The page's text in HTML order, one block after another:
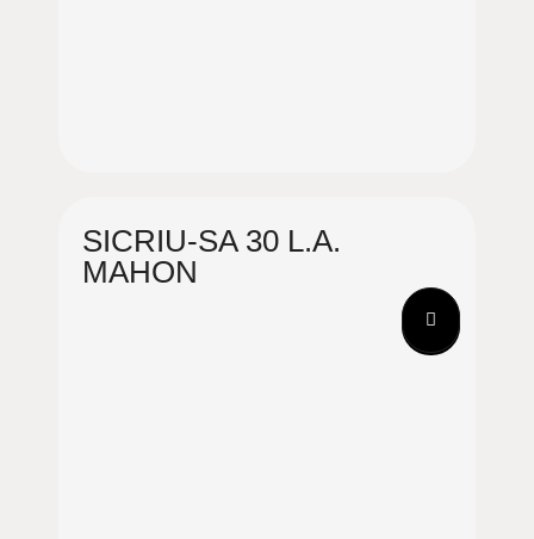
SICRIU-SA 30 L.A.
MAHON